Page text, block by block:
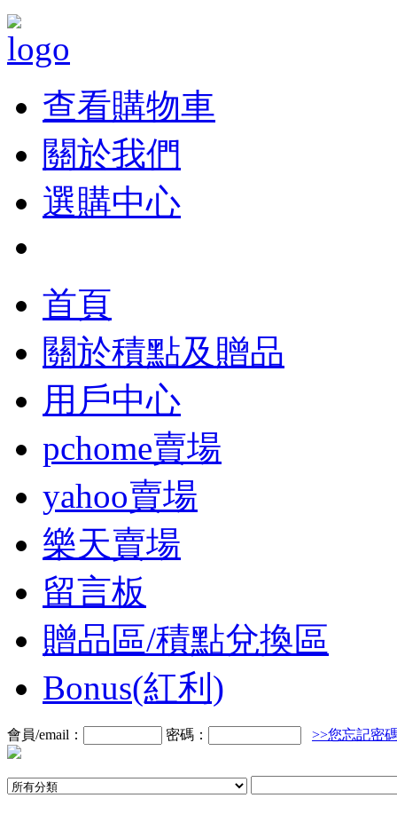
查看購物車
關於我們
選購中心
首頁
關於積點及贈品
用戶中心
pchome賣場
yahoo賣場
樂天賣場
留言板
贈品區/積點兌換區
Bonus(紅利)
會員/email： 密碼： >>您忘記密